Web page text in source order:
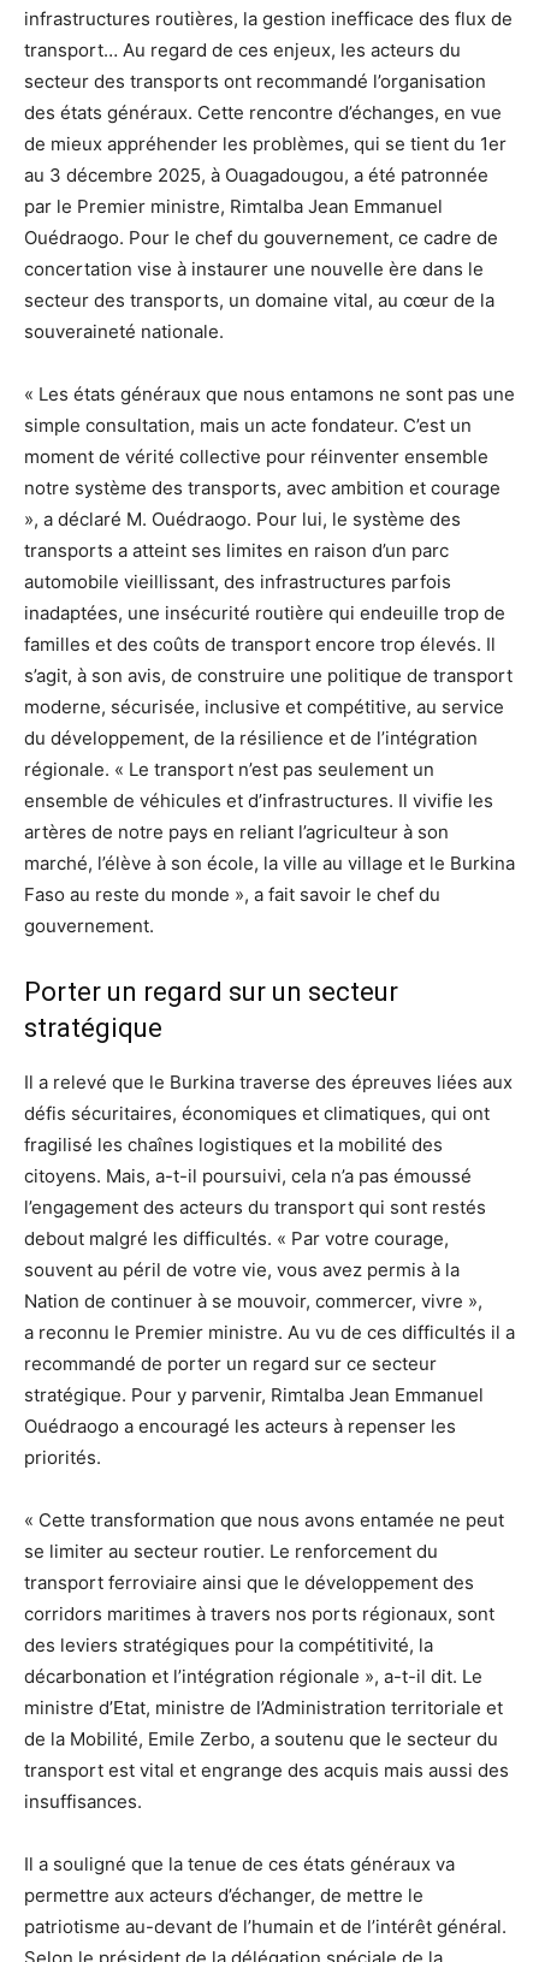
infrastructures routières, la gestion inefficace des flux de
transport… Au regard de ces enjeux, les acteurs du
secteur des transports ont recommandé l’organisation
des états généraux. Cette rencontre d’échanges, en vue
de mieux appréhender les problèmes, qui se tient du 1er
au 3 décembre 2025, à Ouagadougou, a été patronnée
par le Premier ministre, Rimtalba Jean Emmanuel
Ouédraogo. Pour le chef du gouvernement, ce cadre de
concertation vise à instaurer une nouvelle ère dans le
secteur des transports, un domaine vital, au cœur de la
souveraineté nationale.
« Les états généraux que nous entamons ne sont pas une
simple consultation, mais un acte fondateur. C’est un
moment de vérité collective pour réinventer ensemble
notre système des transports, avec ambition et courage
», a déclaré M. Ouédraogo. Pour lui, le système des
transports a atteint ses limites en raison d’un parc
automobile vieillissant, des infrastructures parfois
inadaptées, une insécurité routière qui endeuille trop de
familles et des coûts de transport encore trop élevés. Il
s’agit, à son avis, de construire une politique de transport
moderne, sécurisée, inclusive et compétitive, au service
du développement, de la résilience et de l’intégration
régionale. « Le transport n’est pas seulement un
ensemble de véhicules et d’infrastructures. Il vivifie les
artères de notre pays en reliant l’agriculteur à son
marché, l’élève à son école, la ville au village et le Burkina
Faso au reste du monde », a fait savoir le chef du
gouvernement.
Porter un regard sur un secteur
stratégique
Il a relevé que le Burkina traverse des épreuves liées aux
défis sécuritaires, économiques et climatiques, qui ont
fragilisé les chaînes logistiques et la mobilité des
citoyens. Mais, a-t-il poursuivi, cela n’a pas émoussé
l’engagement des acteurs du transport qui sont restés
debout malgré les difficultés. « Par votre courage,
souvent au péril de votre vie, vous avez permis à la
Nation de continuer à se mouvoir, commercer, vivre »,
a reconnu le Premier ministre. Au vu de ces difficultés il a
recommandé de porter un regard sur ce secteur
stratégique. Pour y parvenir, Rimtalba Jean Emmanuel
Ouédraogo a encouragé les acteurs à repenser les
priorités.
« Cette transformation que nous avons entamée ne peut
se limiter au secteur routier. Le renforcement du
transport ferroviaire ainsi que le développement des
corridors maritimes à travers nos ports régionaux, sont
des leviers stratégiques pour la compétitivité, la
décarbonation et l’intégration régionale », a-t-il dit. Le
ministre d’Etat, ministre de l’Administration territoriale et
de la Mobilité, Emile Zerbo, a soutenu que le secteur du
transport est vital et engrange des acquis mais aussi des
insuffisances.
Il a souligné que la tenue de ces états généraux va
permettre aux acteurs d’échanger, de mettre le
patriotisme au-devant de l’humain et de l’intérêt général.